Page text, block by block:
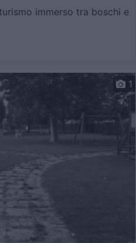
immerso tra boschi e
1